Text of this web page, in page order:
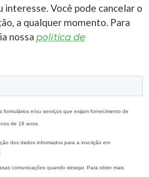
interesse. Você pode cancelar o
a qualquer momento. Para
nossa política de